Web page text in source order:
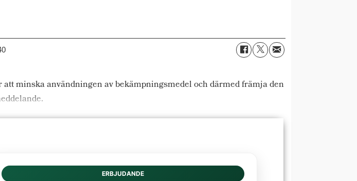
minska användningen av bekämpningsmedel och därmed främja den
ERBJUDANDE